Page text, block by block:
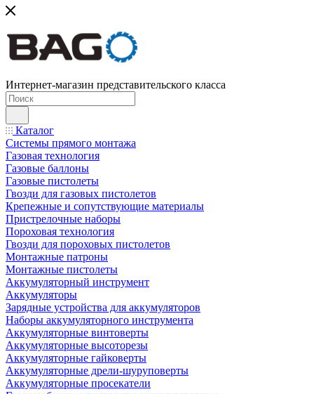
Интернет-магазин представительского класса
Каталог
Системы прямого монтажа
Газовая технология
Газовые баллоны
Газовые пистолеты
Гвозди для газовых пистолетов
Крепежные и сопутствующие материалы
Пристрелочные наборы
Пороховая технология
Гвозди для пороховых пистолетов
Монтажные патроны
Монтажные пистолеты
Аккумуляторный инструмент
Аккумуляторы
Зарядные устройства для аккумуляторов
Наборы аккумуляторного инструмента
Аккумуляторные винтоверты
Аккумуляторные высоторезы
Аккумуляторные гайковерты
Аккумуляторные дрели-шуруповерты
Аккумуляторные просекатели